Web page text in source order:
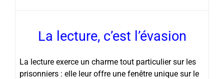
La lecture, c’est l’évasion
La lecture exerce un charme tout particulier sur les
prisonniers : elle leur offre une fenêtre unique sur le